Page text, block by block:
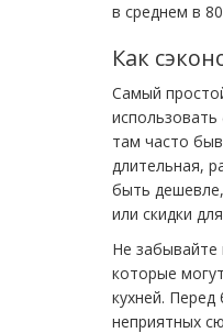
в среднем в
Как
Самый
там часто
длительная,
быть
или скидки
Не забывайте
которые
кухней.
неприятных